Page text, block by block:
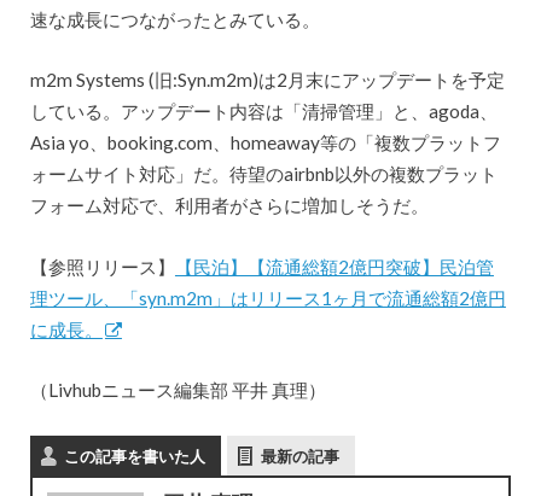
速な成長につながったとみている。
m2m Systems (旧:Syn.m2m)は2月末にアップデートを予定
している。アップデート内容は「清掃管理」と、agoda、
Asia yo、booking.com、homeaway等の「複数プラットフ
ォームサイト対応」だ。待望のairbnb以外の複数プラット
フォーム対応で、利用者がさらに増加しそうだ。
【参照リリース】
【民泊】【流通総額2億円突破】民泊管
理ツール、「syn.m2m」はリリース1ヶ月で流通総額2億円
に成長。
（Livhubニュース編集部 平井 真理）
この記事を書いた人 最新の記事